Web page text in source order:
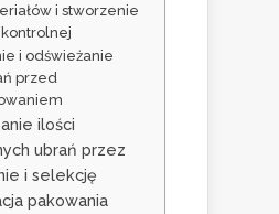
i stworzenie
kontrolnej
i odświeżanie
przed
ilości
ubrań przez
i selekcję
pakowania